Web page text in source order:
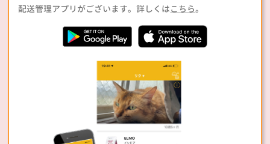
配送管理アプリがございます。詳しくはこちら。